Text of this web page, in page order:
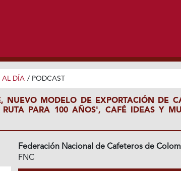
AL DÍA / PODCAST
NUEVO MODELO DE EXPORTACIÓN DE
RUTA PARA 100 AÑOS', CAFÉ IDEAS Y
Federación Nacional de Cafeteros de
FNC